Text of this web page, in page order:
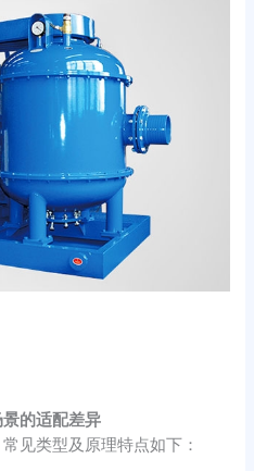
的适配差异​
见类型及原理特点如下：​